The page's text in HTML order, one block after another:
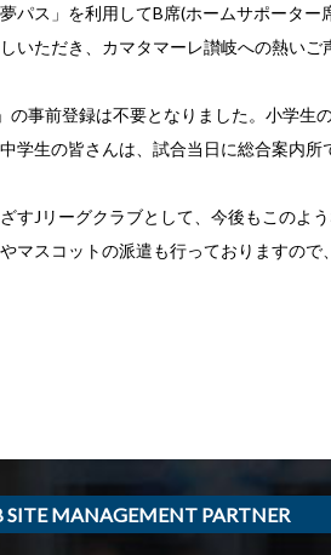
パス」を利用してB席(ホームサポーター
いただき、カマタマーレ讃岐への熱いご
事前登録は不要となりました。小学生
学生の皆さんは、試合当日に総合案内所
すJリーグクラブとして、今後もこのよ
マスコットの派遣も行っておりますので
SITE MANAGEMENT PARTNER